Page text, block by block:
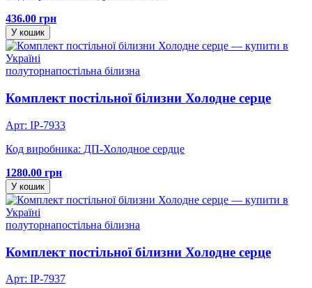
436.00 грн
У кошик
полуторнапостільна білизна
Комплект постільної білизни Холодне серце
Арт: IP-7933
Код виробника: ДП-Холодное сердце
1280.00 грн
У кошик
полуторнапостільна білизна
Комплект постільної білизни Холодне серце
Арт: IP-7937